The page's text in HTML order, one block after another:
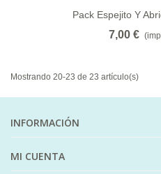
Pack Espejito Y
7,00 €
Mostrando 20-23 de 23 artículo(s)
INFORMACIÓN
MI CUENTA